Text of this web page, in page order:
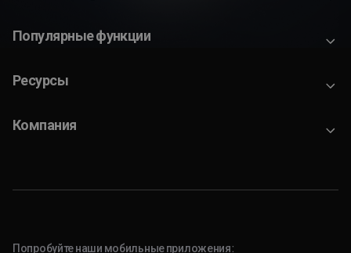
Популярные функции
Ресурсы
Компания
Попробуйте наши мобильные приложения: